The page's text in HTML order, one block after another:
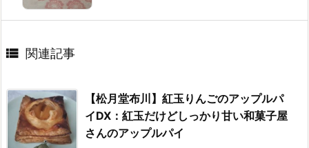
 関連記事
【松月堂布川】紅玉りんごのアップルパ
イDX：紅玉だけどしっかり甘い和菓子屋
さんのアップルパイ